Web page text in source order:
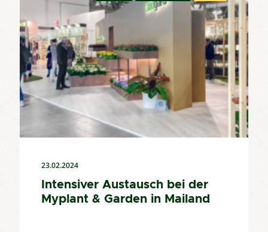
23.02.2024
Intensiver Austausch bei der
Myplant & Garden in Mailand